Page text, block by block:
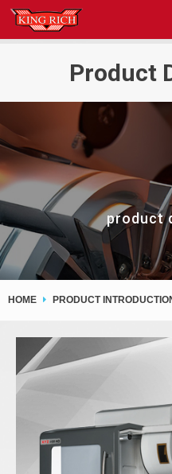
Product
product
HOME PRODUCT